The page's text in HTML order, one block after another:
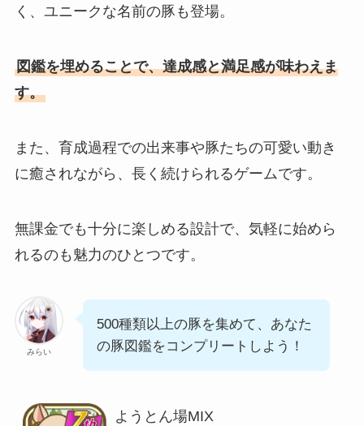
く、ユニークな名前の豚も登場。
図鑑を埋めることで、達成感と満足感が味わえま
す。
また、育成過程での出来事や豚たちの可愛い動き
に癒されながら、長く続けられるゲームです。
無課金でも十分に楽しめる設計で、気軽に始めら
れるのも魅力のひとつです。
みらい
500種類以上の豚を集めて、あなた
の豚図鑑をコンプリートしよう！
ようとん場MIX